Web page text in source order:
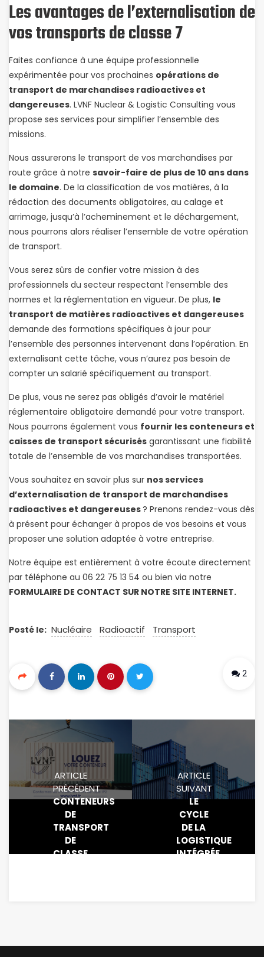
Les avantages de l’externalisation de
vos transports de classe 7
Faites confiance à une équipe professionnelle
expérimentée pour vos prochaines opérations de
transport de marchandises radioactives et
dangereuses. LVNF Nuclear & Logistic Consulting vous
propose ses services pour simplifier l’ensemble des
missions.
Nous assurerons le transport de vos marchandises par
route grâce à notre savoir-faire de plus de 10 ans dans
le domaine. De la classification de vos matières, à la
rédaction des documents obligatoires, au calage et
arrimage, jusqu’à l’acheminement et le déchargement,
nous pourrons alors réaliser l’ensemble de votre opération
de transport.
Vous serez sûrs de confier votre mission à des
professionnels du secteur respectant l’ensemble des
normes et la réglementation en vigueur. De plus, le
transport de matières radioactives et dangereuses
demande des formations spécifiques à jour pour
l’ensemble des personnes intervenant dans l’opération. En
externalisant cette tâche, vous n’aurez pas besoin de
compter un salarié spécifiquement au transport.
De plus, vous ne serez pas obligés d’avoir le matériel
réglementaire obligatoire demandé pour votre transport.
Nous pourrons également vous fournir les conteneurs et
caisses de transport sécurisés garantissant une fiabilité
totale de l’ensemble de vos marchandises transportées.
Vous souhaitez en savoir plus sur nos services
d’externalisation de transport de marchandises
radioactives et dangereuses? Prenons rendez-vous dès
à présent pour échanger à propos de vos besoins et vous
proposer une solution adaptée à votre entreprise.
Notre équipe est entièrement à votre écoute directement
par téléphone au 06 22 75 13 54 ou bien via notre
FORMULAIRE DE CONTACT SUR NOTRE SITE INTERNET.
Posté le: Nucléaire Radioactif Transport
2
ARTICLE
PRÉCÉDENT
CONTENEURS
DE
TRANSPORT
DE
CLASSE
ARTICLE
SUIVANT
LE
CYCLE
DE LA
LOGISTIQUE
INTÉGRÉE
GESTION